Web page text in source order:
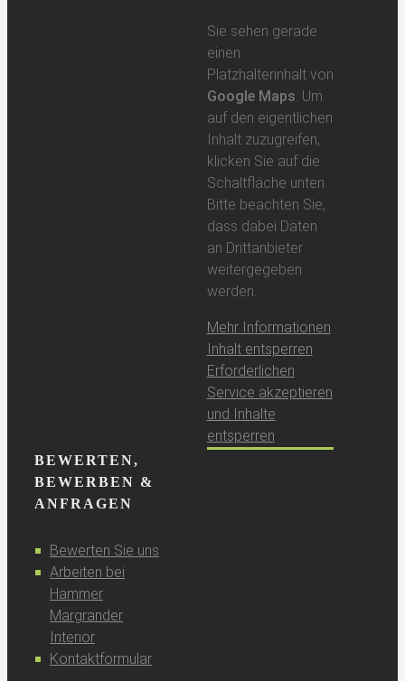
Sie sehen gerade
einen
Platzhalterinhalt von
Google Maps . Um
auf den eigentlichen
Inhalt zuzugreifen,
klicken Sie auf die
Schaltfläche unten.
Bitte beachten Sie,
dass dabei Daten
an Drittanbieter
weitergegeben
werden.
Mehr Informationen
Inhalt entsperren
Erforderlichen
Service akzeptieren
und Inhalte
entsperren
BEWERTEN,
BEWERBEN &
ANFRAGEN
Bewerten Sie uns
Arbeiten bei
Hammer
Margrander
Interior
Kontaktformular